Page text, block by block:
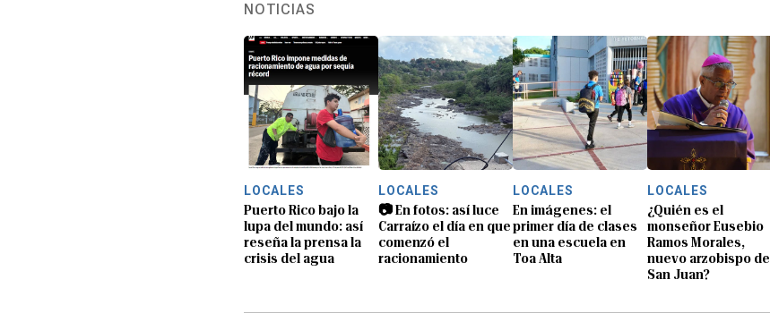
NOTICIAS
LOCALES
Puerto Rico bajo la
lupa del mundo: así
reseña la prensa la
crisis del agua
LOCALES
📷 En fotos: así luce
Carraízo el día en que
comenzó el
racionamiento
LOCALES
En imágenes: el
primer día de clases
en una escuela en
Toa Alta
LOCALES
¿Quién es el
monseñor Eusebio
Ramos Morales,
nuevo arzobispo de
San Juan?